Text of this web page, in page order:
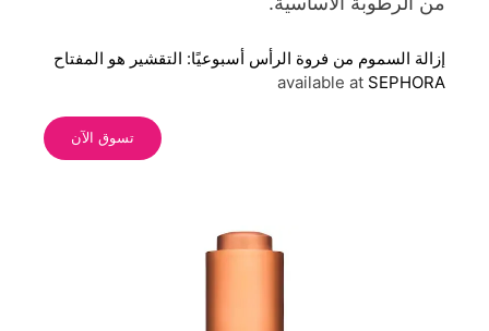
إزالة السموم من فروة الرأس أسبوعيًا: التقشير هو المفتاح
available at SEPHORA
تسوق الآن